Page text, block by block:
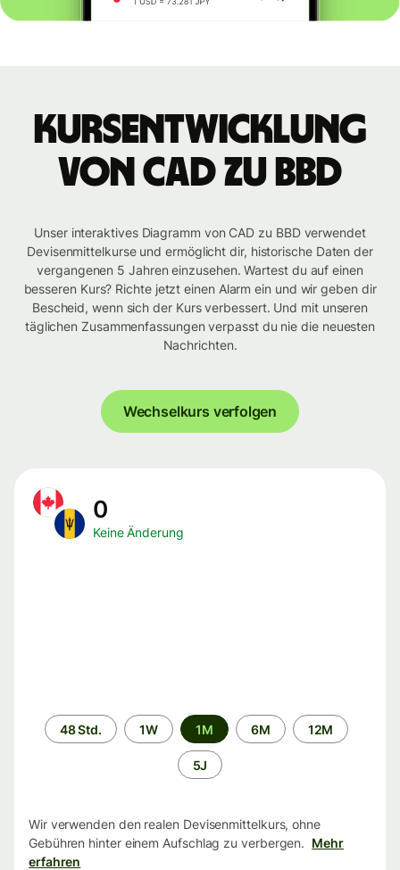
Kursentwicklung
von CAD zu BBD
Unser interaktives Diagramm von CAD zu BBD verwendet
Devisenmittelkurse und ermöglicht dir, historische Daten der
vergangenen 5 Jahren einzusehen. Wartest du auf einen
besseren Kurs? Richte jetzt einen Alarm ein und wir geben dir
Bescheid, wenn sich der Kurs verbessert. Und mit unseren
täglichen Zusammenfassungen verpasst du nie die neuesten
Nachrichten.
Wechselkurs verfolgen
0
Keine Änderung
Zeitraum
48 Std. 1W 1M 6M 12M
5J
Wir verwenden den realen Devisenmittelkurs, ohne
Gebühren hinter einem Aufschlag zu verbergen. Mehr
erfahren